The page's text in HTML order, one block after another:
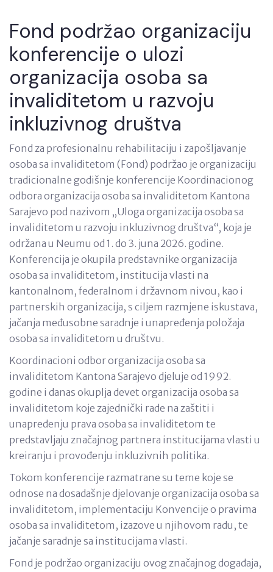
Fond podržao organizaciju
konferencije o ulozi
organizacija osoba sa
invaliditetom u razvoju
inkluzivnog društva
Fond za profesionalnu rehabilitaciju i zapošljavanje
osoba sa invaliditetom (Fond) podržao je organizaciju
tradicionalne godišnje konferencije Koordinacionog
odbora organizacija osoba sa invaliditetom Kantona
Sarajevo pod nazivom „Uloga organizacija osoba sa
invaliditetom u razvoju inkluzivnog društva“, koja je
održana u Neumu od 1. do 3. juna 2026. godine.
Konferencija je okupila predstavnike organizacija
osoba sa invaliditetom, institucija vlasti na
kantonalnom, federalnom i državnom nivou, kao i
partnerskih organizacija, s ciljem razmjene iskustava,
jačanja međusobne saradnje i unapređenja položaja
osoba sa invaliditetom u društvu.
Koordinacioni odbor organizacija osoba sa
invaliditetom Kantona Sarajevo djeluje od 1992.
godine i danas okuplja devet organizacija osoba sa
invaliditetom koje zajednički rade na zaštiti i
unapređenju prava osoba sa invaliditetom te
predstavljaju značajnog partnera institucijama vlasti u
kreiranju i provođenju inkluzivnih politika.
Tokom konferencije razmatrane su teme koje se
odnose na dosadašnje djelovanje organizacija osoba sa
invaliditetom, implementaciju Konvencije o pravima
osoba sa invaliditetom, izazove u njihovom radu, te
jačanje saradnje sa institucijama vlasti.
Fond je podržao organizaciju ovog značajnog događaja,